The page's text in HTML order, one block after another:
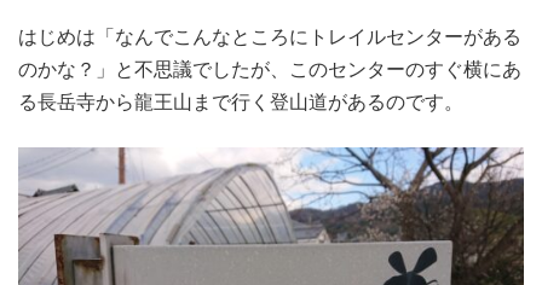
はじめは「なんでこんなところにトレイルセンターがある
のかな？」と不思議でしたが、このセンターのすぐ横にあ
る長岳寺から龍王山まで行く登山道があるのです。